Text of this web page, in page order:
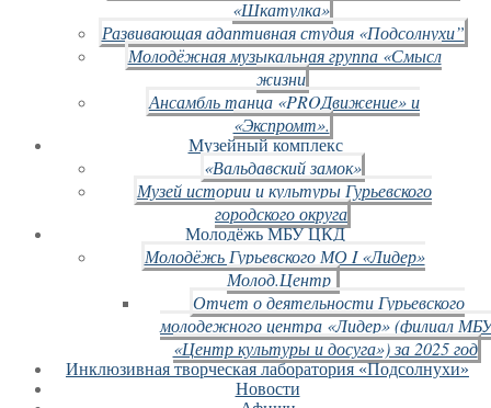
«Шкатулка»
Развивающая адаптивная студия «Подсолнухи”
Молодёжная музыкальная группа «Смысл
жизни
Ансамбль танца «PROДвижение» и
«Экспромт».
Музейный комплекс
«Вальдавский замок»
Музей истории и культуры Гурьевского
городского округа
Молодёжь МБУ ЦКД
Молодёжь Гурьевского МО I «Лидер»
Молод.Центр
Отчет о деятельности Гурьевского
молодежного центра «Лидер» (филиал
«Центр культуры и досуга») за 2025 год
Инклюзивная творческая лаборатория «Подсолнухи»
Новости